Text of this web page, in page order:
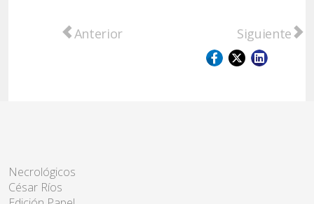
Artículo anterior: Arranca en Funes el
Anterior Artículo
Siguiente
Necrológicos
César Ríos